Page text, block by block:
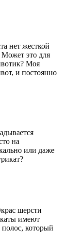
нет жесткой
это для
Моя
и постоянно
на
или даже
шерсти
имеют
который